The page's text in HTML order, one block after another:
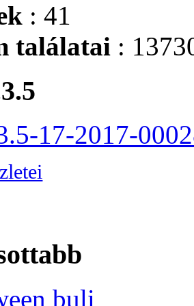
: 41
találatai :
17-2017-
buli